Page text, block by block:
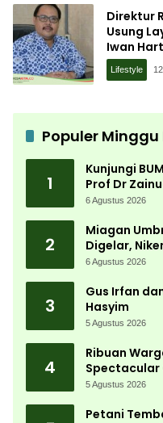
Direktur
Usung
Iwan
Lifestyle
Populer Minggu
1
Kunjungi
Prof Dr
Kemandirian
6 Agustus 2026
2
Miagan
Digelar,
Ribuan
6 Agustus 2026
3
Gus Irfan
Hasyim
5 Agustus 2026
4
Ribuan
Spectacular
5 Agustus 2026
Petani